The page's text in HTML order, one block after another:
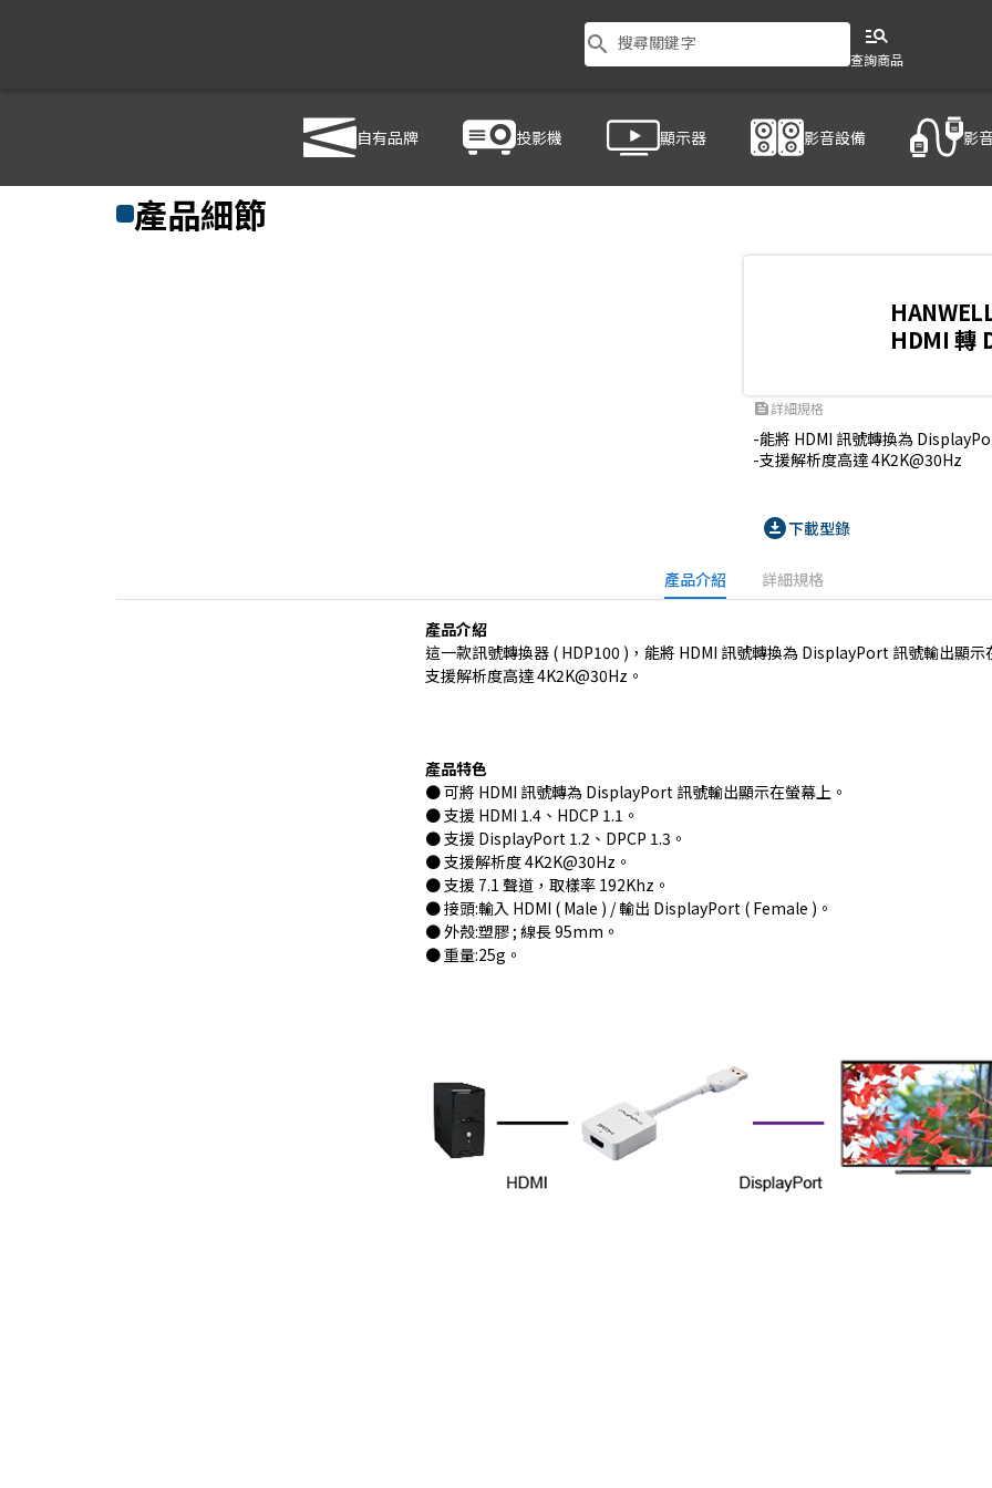
search 搜尋關鍵字 manage_search
查詢商品
自有品牌 投影機 顯示器 影音設備 影
影音處理設備 / HANWELL 捍衛科技 HDP100
產品細節
HDMI 轉
feed詳細規格
-能將 HDMI 訊號轉換為
-支援解析度高達 4K2K@30Hz
download_for_offline下載型錄
產品介紹 詳細規格
產品介紹
這一款訊號轉換器 ( HDP100 )，能將 HDMI 訊號轉換為 DisplayPort 訊號輸出顯示
支援解析度高達 4K2K@30Hz。
產品特色
● 可將 HDMI 訊號轉為 DisplayPort 訊號輸出顯示在螢幕上。
● 支援 HDMI 1.4、HDCP 1.1。
● 支援 DisplayPort 1.2、DPCP 1.3。
● 支援解析度 4K2K@30Hz。
● 支援 7.1 聲道，取樣率 192Khz。
● 接頭:輸入 HDMI ( Male ) / 輸出 DisplayPort ( Female )。
● 外殼:塑膠 ; 線長 95mm。
● 重量:25g。